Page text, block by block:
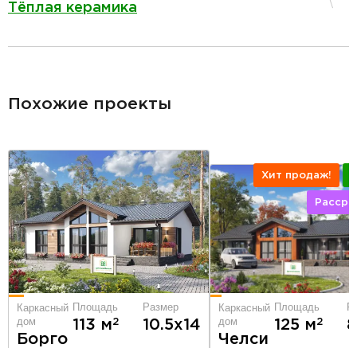
Тёплая керамика
Похожие проекты
Каркасный
дом
Борго
Площадь
113 м2
Размер
10.5х14
Хит продаж!
Каркасный
дом
Челси
Площадь
125 м2